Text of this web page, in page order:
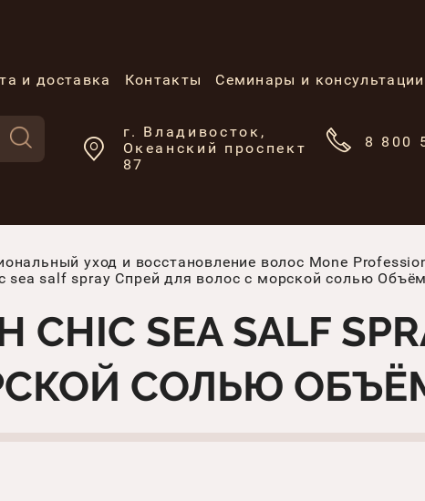
и доставка Контакты Семинары и консультации
8 800
г. Владивосток,
Океанский проспект
87
уход и восстановление волос Mone
sea salf spray Спрей для волос с морской солью
CHIC SEA SALF
СОЛЬЮ